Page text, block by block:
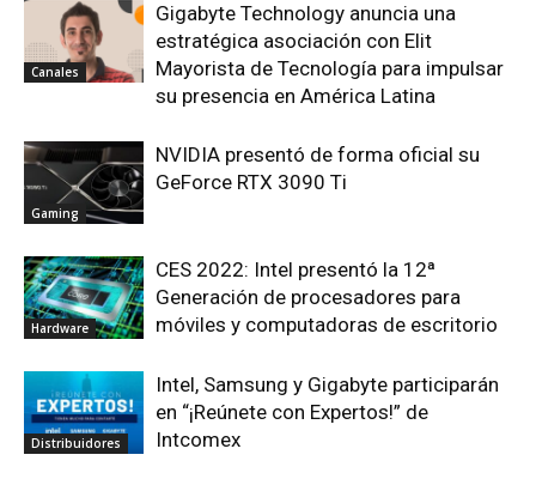
Canales
Gigabyte Technology anuncia una
estratégica asociación con Elit
Mayorista de Tecnología para impulsar
su presencia en América Latina
Gaming
NVIDIA presentó de forma oficial su
GeForce RTX 3090 Ti
Hardware
CES 2022: Intel presentó la 12ª
Generación de procesadores para
móviles y computadoras de escritorio
Distribuidores
Intel, Samsung y Gigabyte participarán
en “¡Reúnete con Expertos!” de
Intcomex